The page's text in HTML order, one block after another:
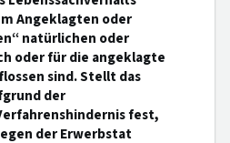
Angeklagten oder
natürlichen oder
oder für die angeklagte
sind. Stellt das
der
fest,
der Erwerbstat